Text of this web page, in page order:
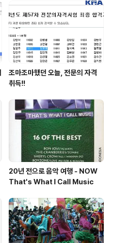
조마조마했던 오늘, 전문의 자격
취득!!
20년 전으로 음악 여행 - NOW
That's What I Call Music